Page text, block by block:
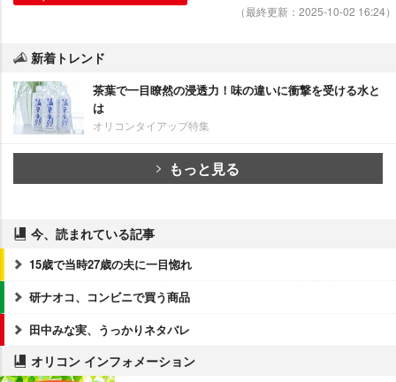
（最終更新：2025-10-02 16:24）
新着トレンド
茶葉で一目瞭然の浸透力！味の違いに衝撃を受ける水と
は
オリコンタイアップ特集
もっと見る
今、読まれている記事
15歳で当時27歳の夫に一目惚れ
研ナオコ、コンビニで買う商品
田中みな実、うっかりネタバレ
オリコン インフォメーション